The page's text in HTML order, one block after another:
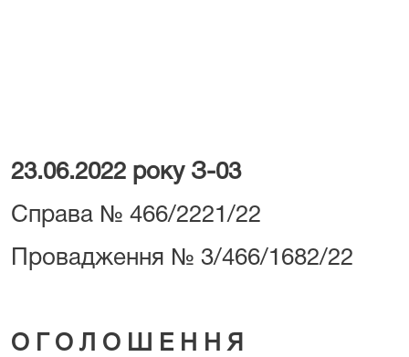
23.06.2022 року З-03
Справа № 466/2221/22
Провадження № 3/466/1682/22
О Г О Л О Ш Е Н Н Я